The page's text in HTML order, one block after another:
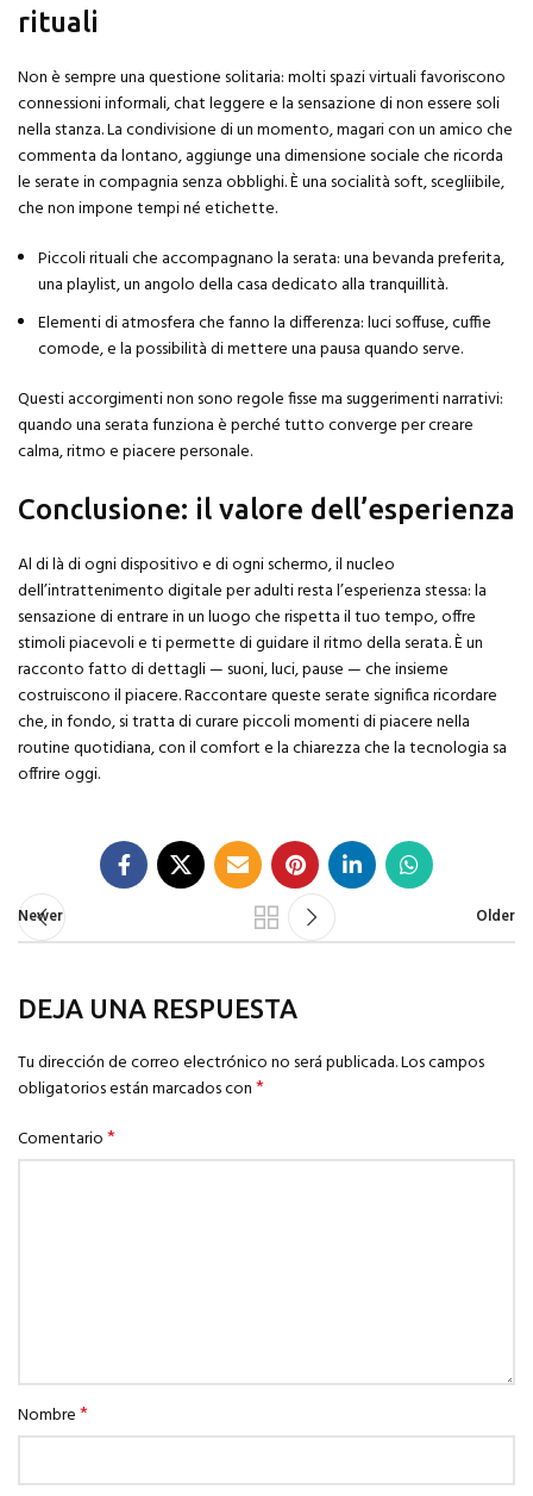
rituali
Non è sempre una questione solitaria: molti spazi virtuali favoriscono
connessioni informali, chat leggere e la sensazione di non essere soli
nella stanza. La condivisione di un momento, magari con un amico che
commenta da lontano, aggiunge una dimensione sociale che ricorda
le serate in compagnia senza obblighi. È una socialità soft, scegliibile,
che non impone tempi né etichette.
Piccoli rituali che accompagnano la serata: una bevanda preferita,
una playlist, un angolo della casa dedicato alla tranquillità.
Elementi di atmosfera che fanno la differenza: luci soffuse, cuffie
comode, e la possibilità di mettere una pausa quando serve.
Questi accorgimenti non sono regole fisse ma suggerimenti narrativi:
quando una serata funziona è perché tutto converge per creare
calma, ritmo e piacere personale.
Conclusione: il valore dell’esperienza
Al di là di ogni dispositivo e di ogni schermo, il nucleo
dell’intrattenimento digitale per adulti resta l’esperienza stessa: la
sensazione di entrare in un luogo che rispetta il tuo tempo, offre
stimoli piacevoli e ti permette di guidare il ritmo della serata. È un
racconto fatto di dettagli — suoni, luci, pause — che insieme
costruiscono il piacere. Raccontare queste serate significa ricordare
che, in fondo, si tratta di curare piccoli momenti di piacere nella
routine quotidiana, con il comfort e la chiarezza che la tecnologia sa
offrire oggi.
Newer Older
DEJA UNA RESPUESTA
Tu dirección de correo electrónico no será publicada.Los campos
obligatorios están marcados con*
Comentario*
Nombre*